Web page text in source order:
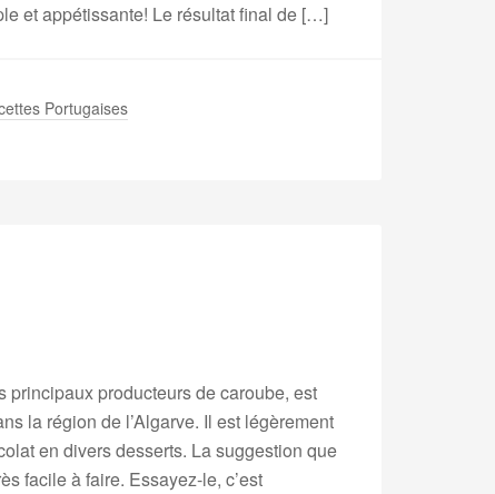
et appétissante! Le résultat final de […]
Portugaises
principaux producteurs de caroube, est
la région de l’Algarve. Il est légèrement
en divers desserts. La suggestion que
facile à faire. Essayez-le, c’est